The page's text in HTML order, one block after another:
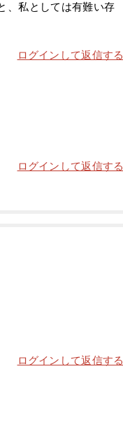
、私としては有難い存
ログインして返信する
ログインして返信する
ログインして返信する